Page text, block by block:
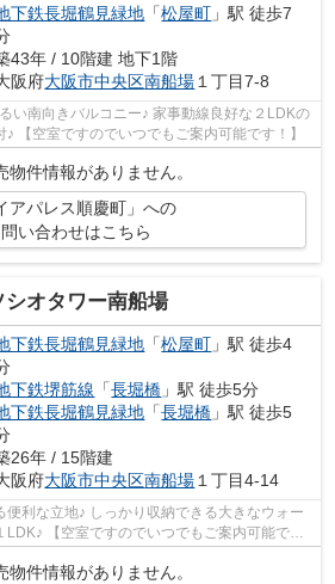
下鉄長堀鶴見緑地 「松屋町 」駅 徒歩7
43年 / 10階建 地下1階
阪府大阪市中央区南船場 １丁目7-8
い南向きバルコニー♪ 家事動線良好な２LDKの
【空室ですのでいつでもご案内可能です！】
物件情報がありません。
アパレス順慶町」への
い合わせはこちら
シオタワー南船場
下鉄長堀鶴見緑地 「松屋町 」駅 徒歩4
下鉄堺筋線 「長堀橋 」駅 徒歩5分
下鉄長堀鶴見緑地 「長堀橋 」駅 徒歩5
26年 / 15階建
阪府大阪市中央区南船場 １丁目4-14
利な立地♪ しっかり収納できる大きなウォー
LDK♪ 【空室ですのでいつでもご案内可能で
物件情報がありません。